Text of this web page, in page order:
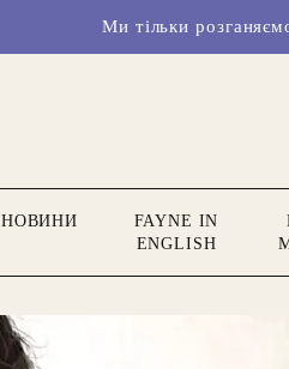
Ми тільки розганяємося.
НОВИНИ
FAYNE IN
ENGLISH